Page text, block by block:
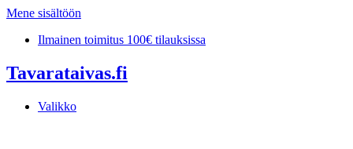
Mene sisältöön
Ilmainen toimitus 100€ tilauksissa
Tavarataivas.fi
Valikko